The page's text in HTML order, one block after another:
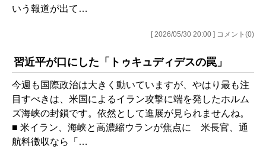
いう報道が出て…
[ 2026/05/30 20:00 ] コメント(0)
習近平が口にした「トゥキュディデスの罠」
今週も国際政治は大きく動いていますが、やはり最も注
目すべきは、米国によるイラン攻撃に端を発したホルム
ズ海峡の封鎖です。依然として進展が見られませんね。
■ 米イラン、海峡と高濃縮ウランが焦点に 米長官、通
航料徴収なら「…